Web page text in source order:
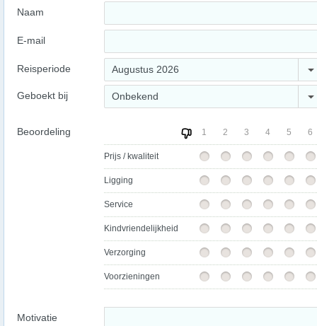
Naam
E-mail
Reisperiode Augustus 2026
Geboekt bij Onbekend
Beoordeling 1 2 3 4 5 6
Prijs / kwaliteit
Ligging
Service
Kindvriendelijkheid
Verzorging
Voorzieningen
Motivatie